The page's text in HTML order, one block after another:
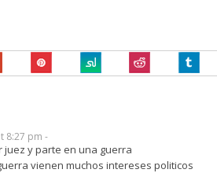
8:27 pm -
juez y parte en una guerra
vienen muchos intereses politicos